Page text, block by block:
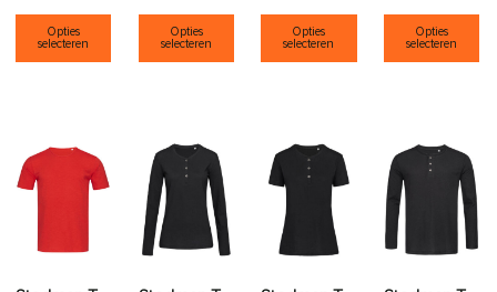
Opties
selecteren
Dit product heeft meerdere variaties. Deze optie
Opties
selecteren
Dit product heeft meerdere
Opties
selecteren
Dit product heeft
Opties
selecteren